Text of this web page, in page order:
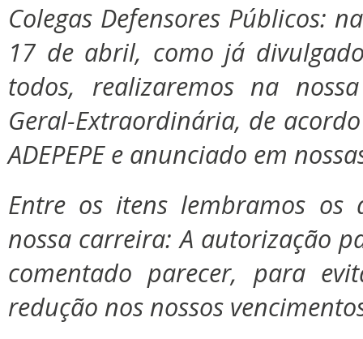
Colegas Defensores Públicos:
17 de abril, como já
todos, realizaremos na
Geral-Extraordinária, de
ADEPEPE e anunciado em
Entre os itens lembramos
nossa carreira: A autorização
comentado parecer, para
redução nos nossos